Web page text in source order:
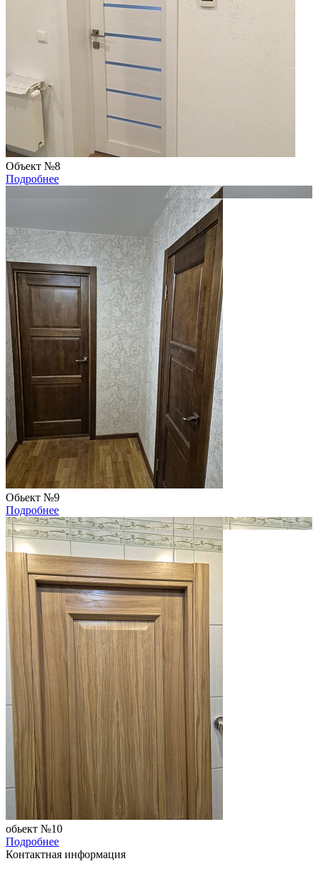
Объект №8
Подробнее
Обьект №9
Подробнее
обьект №10
Подробнее
Контактная информация